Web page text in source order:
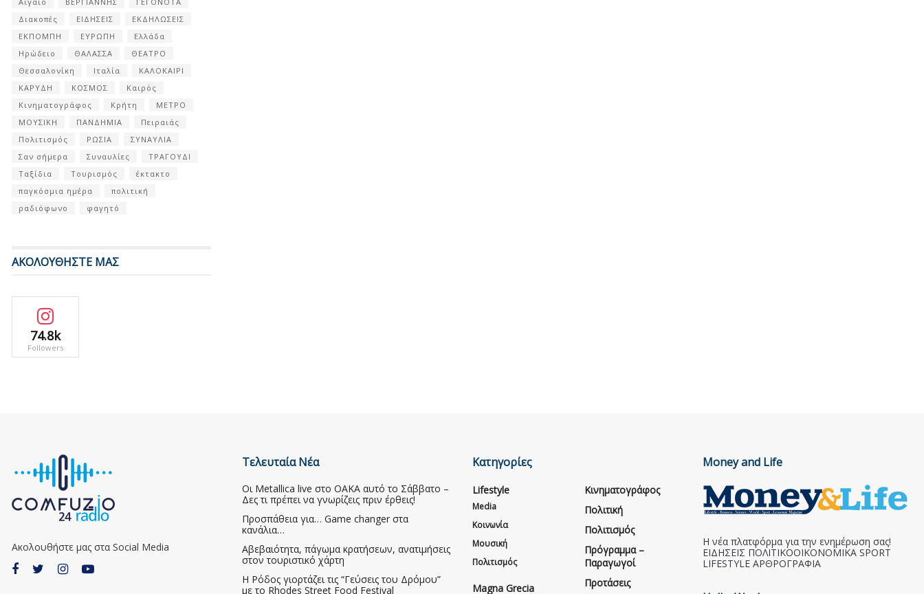
Διακοπές
ΕΙΔΗΣΕΙΣ
ΕΚΔΗΛΩΣΕΙΣ
ΕΚΠΟΜΠΗ
ΕΥΡΩΠΗ
Ελλάδα
Ηρώδειο
ΘΑΛΑΣΣΑ
ΘΕΑΤΡΟ
Θεσσαλονίκη
Ιταλία
ΚΑΛΟΚΑΙΡΙ
ΚΑΡΥΔΗ
ΚΟΣΜΟΣ
Καιρός
Κινηματογράφος
Κρήτη
ΜΕΤΡΟ
ΜΟΥΣΙΚΗ
ΠΑΝΔΗΜΙΑ
Πειραιάς
Πολιτισμός
ΡΩΣΙΑ
ΣΥΝΑΥΛΙΑ
Σαν σήμερα
Συναυλίες
ΤΡΑΓΟΥΔΙ
Ταξίδια
Τουρισμός
έκτακτο
παγκόσμια ημέρα
πολιτική
ραδιόφωνο
φαγητό
ΑΚΟΛΟΥΘΗΣΤΕ ΜΑΣ
74.8k
Followers
Ακολουθήστε μας στα Social Media
Τελευταία Νέα
Οι Metallica live στο ΟΑΚΑ αυτό το Σάββατο –
Δες τι πρέπει να γνωρίζεις πριν έρθεις!
Προσπάθεια για… Game changer στα
κανάλια…
Αβεβαιότητα, πάγωμα κρατήσεων, ανατιμήσεις
στον τουριστικό χάρτη
Η Ρόδος γιορτάζει τις “Γεύσεις του Δρόμου”
με το Rhodes Street Food Festival
Κατηγορίες
Lifestyle
Media
Κοινωνία
Μουσική
Πολιτισμός
Magna Grecia
Κινηματογράφος
Πολιτική
Πολιτισμός
Πρόγραμμα –
Παραγωγοί
Προτάσεις
Money and Life
Η νέα πλατφόρμα για την ενημέρωση σας!
ΕΙΔΗΣΕΙΣ ΠΟΛΙΤΙΚΟΟΙΚΟΝΟΜΙΚΑ SPORT
LIFESTYLE ΑΡΘΡΟΓΡΑΦΙΑ